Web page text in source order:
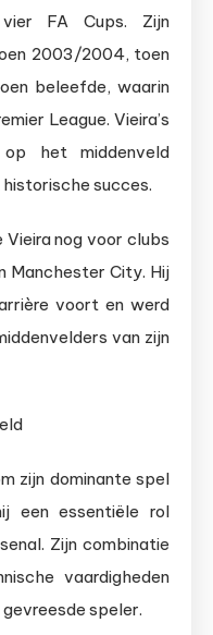
FA Cups. Zijn
2003/2004, toen
beleefde, waarin
League. Vieira’s
op het middenveld
succes.
nog voor clubs
Manchester City. Hij
voort en werd
van zijn
zijn dominante spel
een essentiële rol
Zijn combinatie
vaardigheden
speler.